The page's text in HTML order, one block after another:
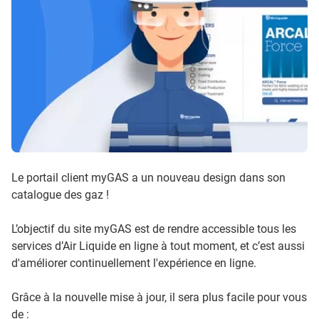
Le portail client myGAS a un nouveau design dans son
catalogue des gaz !
L’objectif du site myGAS est de rendre accessible tous les
services d’Air Liquide en ligne à tout moment, et c’est aussi
d'améliorer continuellement l'expérience en ligne.
Grâce à la nouvelle mise à jour, il sera plus facile pour vous
de :